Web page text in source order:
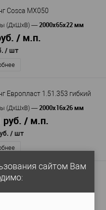
Cosca MX050
(ДхШхВ)— 2000x65x22 мм
/ м.п.
/ шт
Европласт 1.51.353 гибкий
(ДхШхВ)— 2000х16х26 мм
руб. / м.п.
/ шт
DECOR-DIZAYN DD603
2000х10х32 мм
сайтом Вам